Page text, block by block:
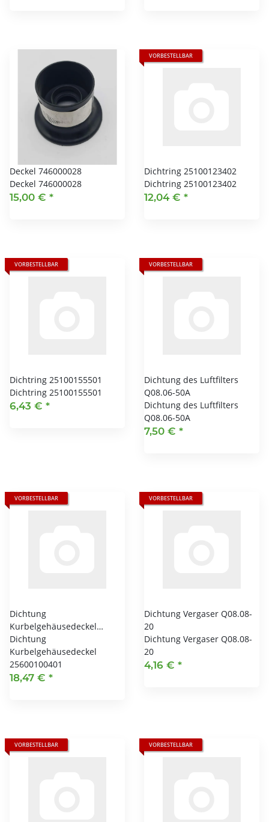
Deckel 746000028
Deckel 746000028
15,00 € *
VORBESTELLBAR
Dichtring 25100123402
Dichtring 25100123402
12,04 € *
VORBESTELLBAR
Dichtring 25100155501
Dichtring 25100155501
6,43 € *
VORBESTELLBAR
Dichtung des Luftfilters
Q08.06-50A
Dichtung des Luftfilters
Q08.06-50A
7,50 € *
VORBESTELLBAR
Dichtung
Kurbelgehäusedeckel
25600100401
Dichtung
Kurbelgehäusedeckel
25600100401
18,47 € *
VORBESTELLBAR
Dichtung Vergaser Q08.08-
20
Dichtung Vergaser Q08.08-
20
4,16 € *
VORBESTELLBAR VORBESTELLBAR